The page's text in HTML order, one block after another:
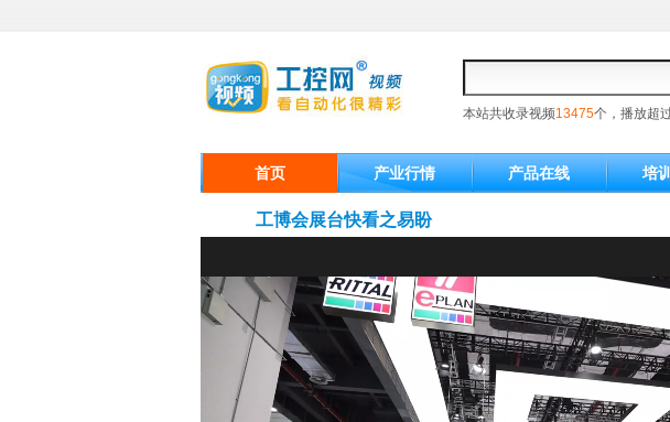
本站共收录视频13475个，播放超
首页 产业行情 产品在线 培
工博会展台快看之易盼